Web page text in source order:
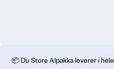
📦 Du Store Alpakka leverer i